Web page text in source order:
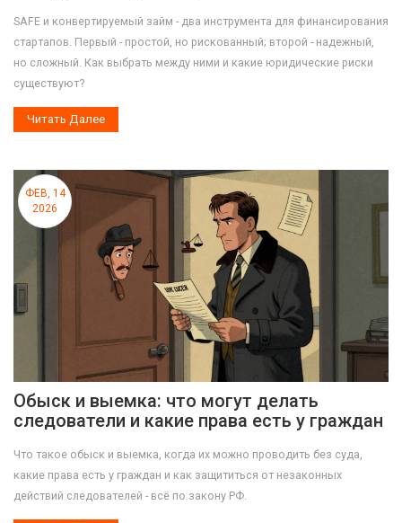
SAFE и конвертируемый займ - два инструмента для финансирования
стартапов. Первый - простой, но рискованный; второй - надежный,
но сложный. Как выбрать между ними и какие юридические риски
существуют?
Читать Далее
ФЕВ, 14
2026
Обыск и выемка: что могут делать
следователи и какие права есть у граждан
Что такое обыск и выемка, когда их можно проводить без суда,
какие права есть у граждан и как защититься от незаконных
действий следователей - всё по закону РФ.